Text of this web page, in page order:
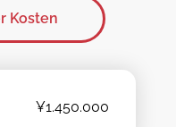
¥1.450.000
Kosten